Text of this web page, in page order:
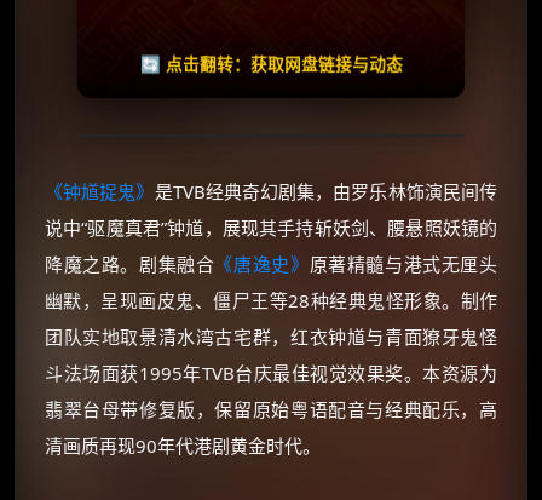
🔄 点击翻转：获取网盘链接与动态
《钟馗捉鬼》 是TVB经典奇幻剧集，由罗乐林饰演民间传
说中“驱魔真君”钟馗，展现其手持斩妖剑、腰悬照妖镜的
降魔之路。剧集融合 《唐逸史》 原著精髓与港式无厘头
幽默，呈现画皮鬼、僵尸王等28种经典鬼怪形象。制作
团队实地取景清水湾古宅群，红衣钟馗与青面獠牙鬼怪
斗法场面获1995年TVB台庆最佳视觉效果奖。本资源为
翡翠台母带修复版，保留原始粤语配音与经典配乐，高
清画质再现90年代港剧黄金时代。